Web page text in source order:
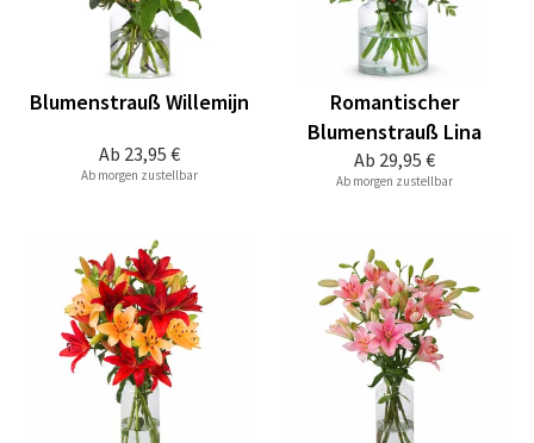
Ab 23,95 €
Blumenstrauß Willemijn
Ab morgen zustellbar
Ab 29,95 €
Romantischer
Blumenstrauß Lina
Ab morgen zustellbar